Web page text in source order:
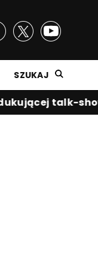
SZUKAJ
talk-show